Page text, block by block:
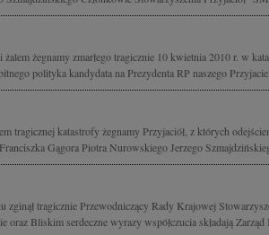
żegnamy zmarłego tragicznie 10 kwietnia 2010 r. w
polityka kandydata na Prezydenta RP naszego
tragicznej katastrofy żegnamy Przyjaciół, z których
Gągora Piotra Nurowskiego Jerzego
zginął tragicznie Przewodniczący Rady Krajowej
oraz Bliskim serdeczne wyrazy współczucia składają Zarząd